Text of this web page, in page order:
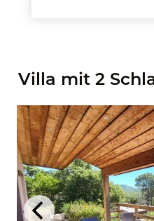
Villa mit 2